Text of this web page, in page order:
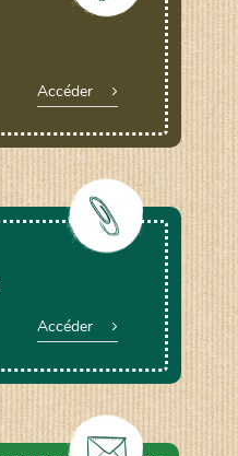
Accéder
Accéder